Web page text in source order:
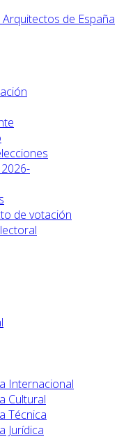
de votación
Internacional
Cultural
Técnica
Jurídica